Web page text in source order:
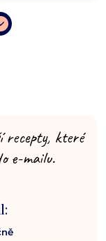
recepty, které
e-mailu.